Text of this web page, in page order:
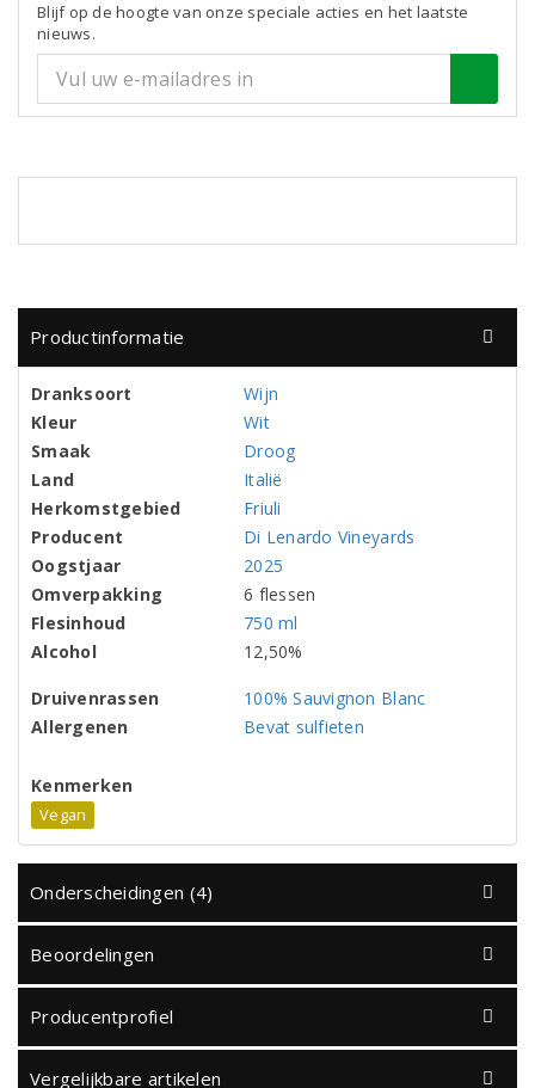
Blijf op de hoogte van onze speciale acties en het laatste
nieuws.
Productinformatie
Dranksoort
Wijn
Kleur
Wit
Smaak
Droog
Land
Italië
Herkomstgebied
Friuli
Producent
Di Lenardo Vineyards
Oogstjaar
2025
Omverpakking
6 flessen
Flesinhoud
750 ml
Alcohol
12,50%
Druivenrassen
100% Sauvignon Blanc
Allergenen
Bevat sulfieten
Kenmerken
Vegan
Onderscheidingen (4)
Beoordelingen
Producentprofiel
Vergelijkbare artikelen